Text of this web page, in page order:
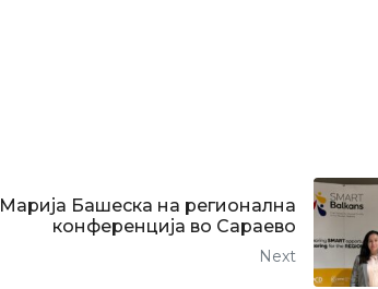
Марија Башеска на регионална
конференција во Сараево
Next